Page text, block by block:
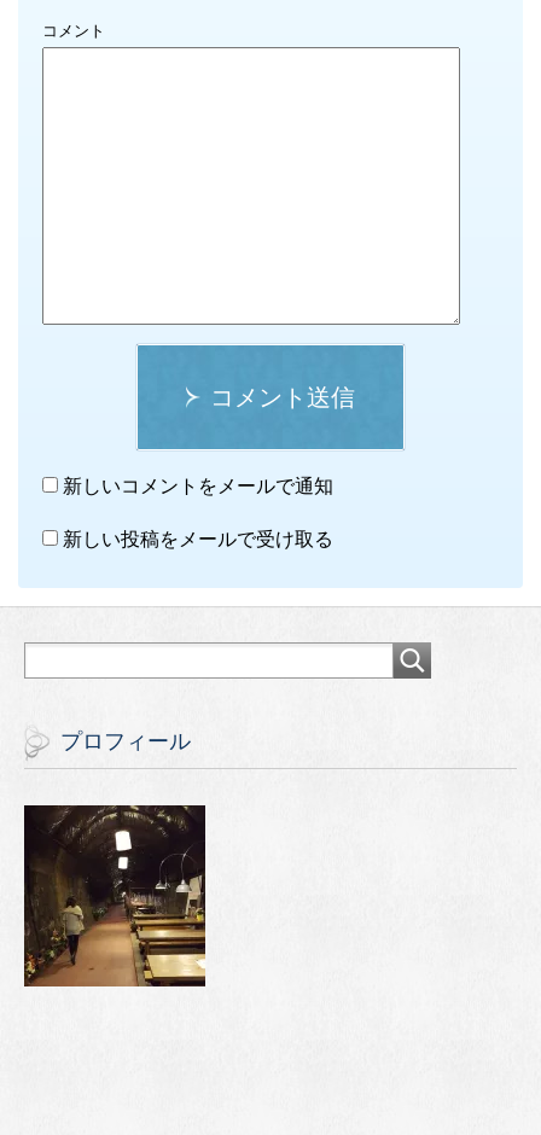
コメント
コメント送信
新しいコメントをメールで通知
新しい投稿をメールで受け取る
プロフィール